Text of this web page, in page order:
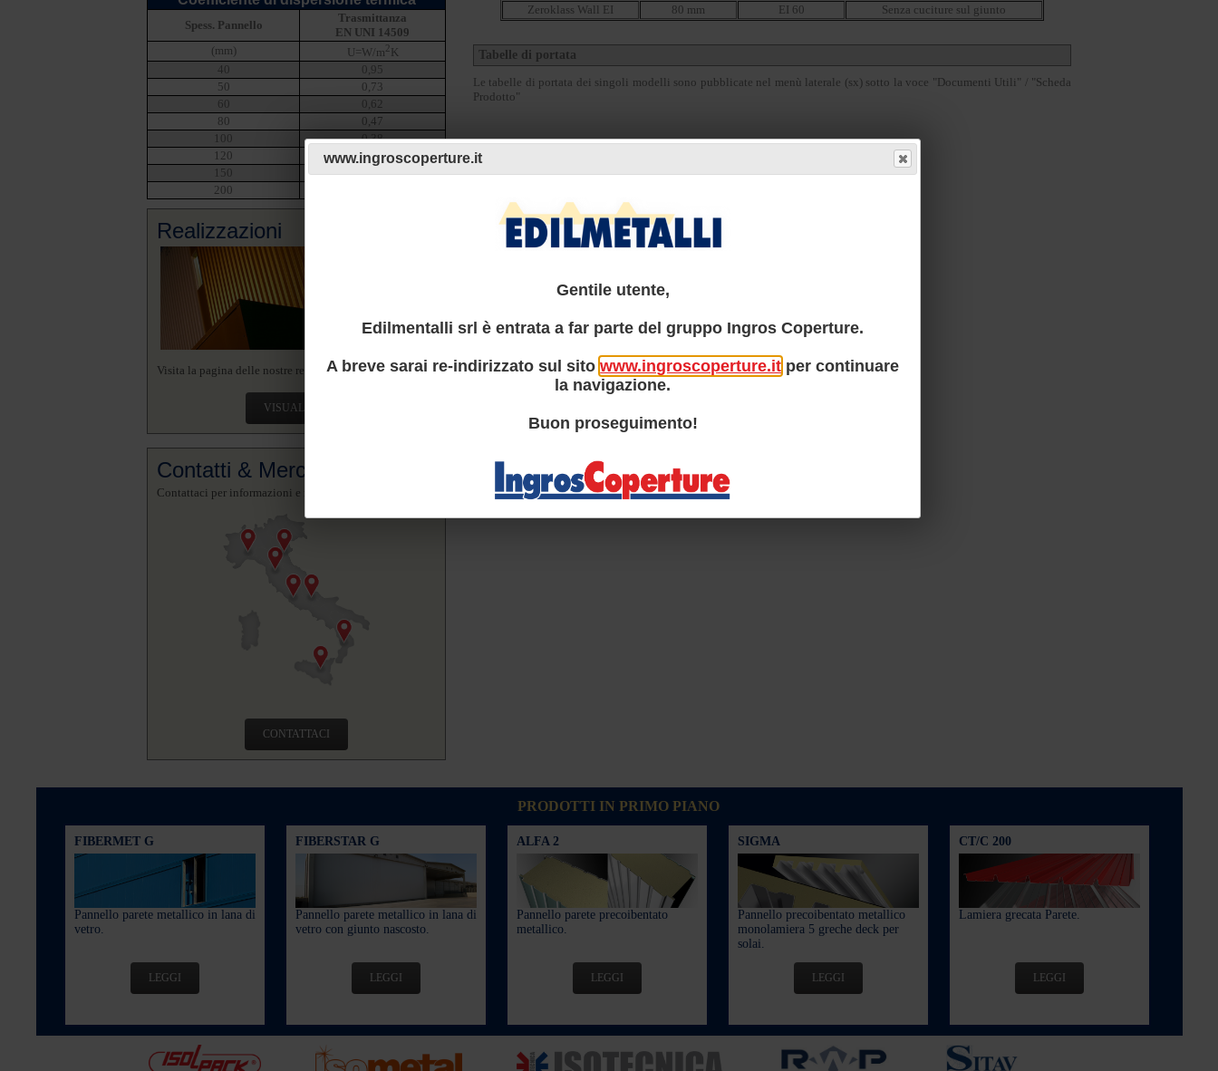
Spess. Pannello
Trasmittanza
EN UNI 14509
(mm)
U=W/m 2K
40
0,95
50
0,73
60
0,62
80
0,47
100
0,38
120
0,32
150
0,26
200
Realizzazioni
Visita la pagina delle nostre realizzazioni.
VISUALIZZA
Contatti & Mercato
Contattaci per informazioni e richieste.
CONTATTACI
Zeroklass Wall EI
80 mm EI 60 Senza cuciture sul giunto
Tabelle di portata
Le tabelle di portata dei singoli modelli sono pubblicate nel menù laterale (sx) sotto la voce "Documenti Utili" / "Scheda
Prodotto"
PRODOTTI IN PRIMO PIANO
FIBERMET G
Pannello parete metallico in lana di
vetro.
LEGGI
FIBERSTAR G
Pannello parete metallico in lana di
vetro con giunto nascosto.
LEGGI
ALFA 2
Pannello parete precoibentato
metallico.
LEGGI
SIGMA
Pannello precoibentato metallico
monolamiera 5 greche deck per
solai.
LEGGI
CT/C 200
Lamiera grecata Parete.
LEGGI
www.ingroscoperture.it
Gentile utente,
Edilmentalli srl è entrata a far parte del gruppo Ingros Coperture.
A breve sarai re-indirizzato sul sitowww.ingroscoperture.it per continuare
la navigazione.
Buon proseguimento!